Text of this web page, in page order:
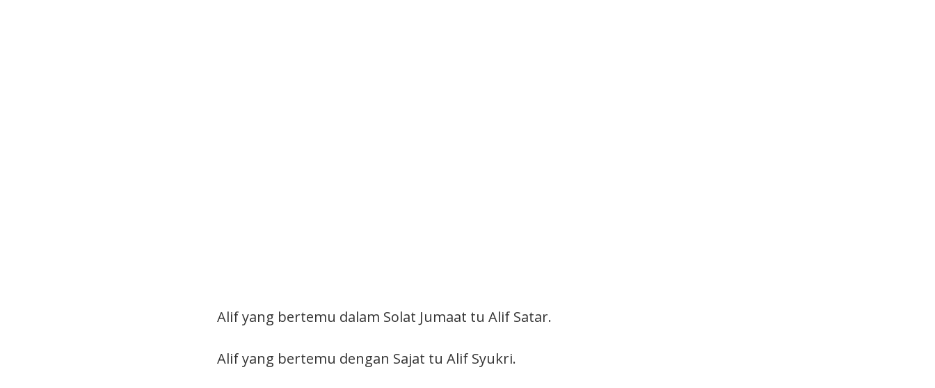
Alif yang bertemu dalam Solat Jumaat tu Alif Satar.
Alif yang bertemu dengan Sajat tu Alif Syukri.